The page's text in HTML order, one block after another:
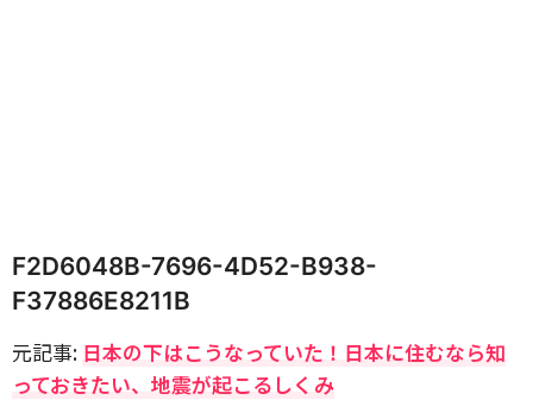
F2D6048B-7696-4D52-B938-
F37886E8211B
元記事: 日本の下はこうなっていた！日本に住むなら知
っておきたい、地震が起こるしくみ